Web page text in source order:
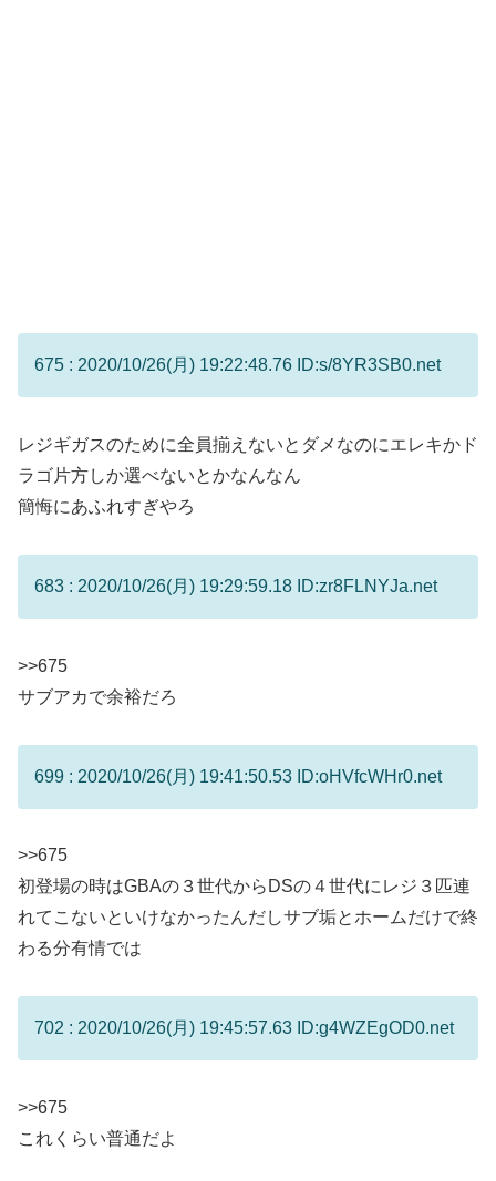
675 : 2020/10/26(月) 19:22:48.76 ID:s/8YR3SB0.net
レジギガスのために全員揃えないとダメなのにエレキかド
ラゴ片方しか選べないとかなんなん
簡悔にあふれすぎやろ
683 : 2020/10/26(月) 19:29:59.18 ID:zr8FLNYJa.net
>>675
サブアカで余裕だろ
699 : 2020/10/26(月) 19:41:50.53 ID:oHVfcWHr0.net
>>675
初登場の時はGBAの３世代からDSの４世代にレジ３匹連
れてこないといけなかったんだしサブ垢とホームだけで終
わる分有情では
702 : 2020/10/26(月) 19:45:57.63 ID:g4WZEgOD0.net
>>675
これくらい普通だよ